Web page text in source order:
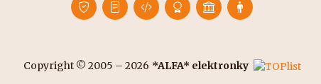
Copyright © 2005 – 2026 *ALFA* elektronky